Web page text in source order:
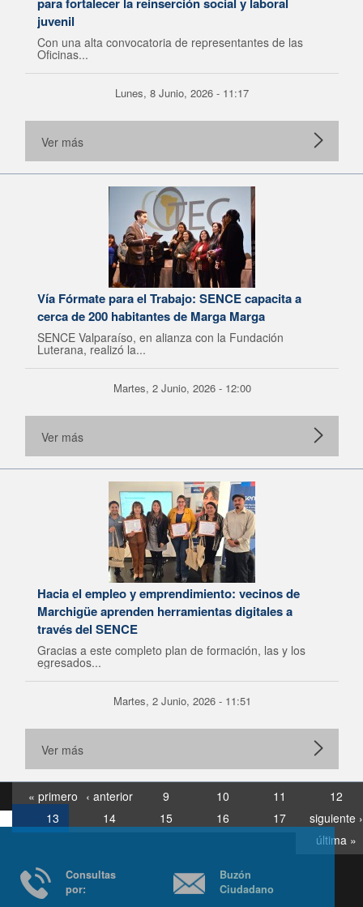
juvenil
Con una alta convocatoria de representantes de las
Oficinas...
Lunes, 8 Junio, 2026 - 11:17
Ver más
Vía Fórmate para el Trabajo: SENCE capacita a
cerca de 200 habitantes de Marga Marga
SENCE Valparaíso, en alianza con la Fundación
Luterana, realizó la...
Martes, 2 Junio, 2026 - 12:00
Ver más
Hacia el empleo y emprendimiento: vecinos de
Marchigüe aprenden herramientas digitales a
través del SENCE
Gracias a este completo plan de formación, las y los
egresados...
Martes, 2 Junio, 2026 - 11:51
Ver más
« primero ‹ anterior 9 10 11
12
13
14 15 16 17
siguiente ›
última »
Consultas
Buzón
Ciudadano